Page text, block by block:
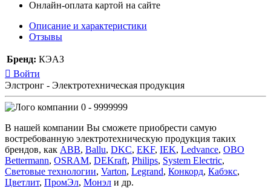
Онлайн-оплата картой на сайте
Описание и характеристики
Отзывы
Бренд: КЭАЗ
Войти
Элстронг - Электротехническая продукция
0 - 9999999
В нашей компании Вы сможете приобрести самую
востребованную электротехническую продукция таких
брендов, как ABB, Ballu, DKC, EKF, IEK, Ledvance, OBO
Bettermann, OSRAM, DEKraft, Philips, System Electric,
Световые технологии, Varton, Legrand, Конкорд, Кабэкс,
Цветлит, ПромЭл, Монэл и др.